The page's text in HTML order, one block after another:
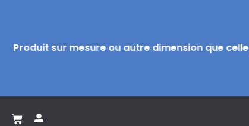
Produit sur mesure ou autre dimension que